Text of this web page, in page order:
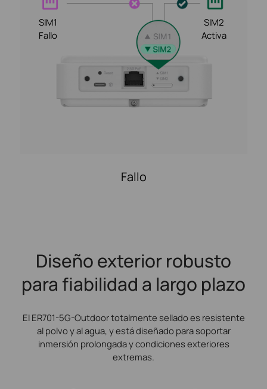
SIM1
Fallo
SIM2
Activa
Fallo
Diseño exterior robusto
para fiabilidad a largo plazo
El ER701-5G-Outdoor totalmente sellado es resistente
al polvo y al agua, y está diseñado para soportar
inmersión prolongada y condiciones exteriores
extremas.